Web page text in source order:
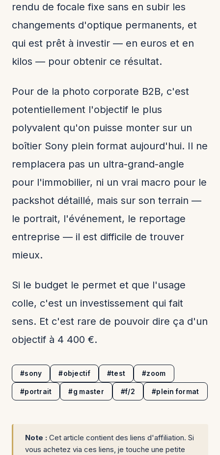
rendu de focale fixe sans en subir les
changements d'optique permanents, et
qui est prêt à investir — en euros et en
kilos — pour obtenir ce résultat.
Pour de la photo corporate B2B, c'est
potentiellement l'objectif le plus
polyvalent qu'on puisse monter sur un
boîtier Sony plein format aujourd'hui. Il ne
remplacera pas un ultra-grand-angle
pour l'immobilier, ni un vrai macro pour le
packshot détaillé, mais sur son terrain —
le portrait, l'événement, le reportage
entreprise — il est difficile de trouver
mieux.
Si le budget le permet et que l'usage
colle, c'est un investissement qui fait
sens. Et c'est rare de pouvoir dire ça d'un
objectif à 4 400 €.
#sony #objectif #test #zoom
#portrait #g master #f/2 #plein format
Note : Cet article contient des liens d'affiliation. Si
vous achetez via ces liens, je touche une petite